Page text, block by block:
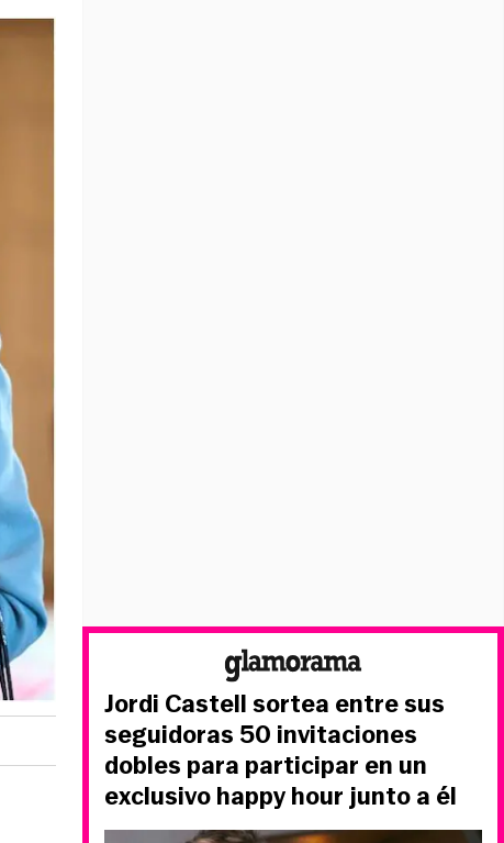
Jordi Castell sortea entre sus
seguidoras 50 invitaciones
dobles para participar en un
exclusivo happy hour junto a él